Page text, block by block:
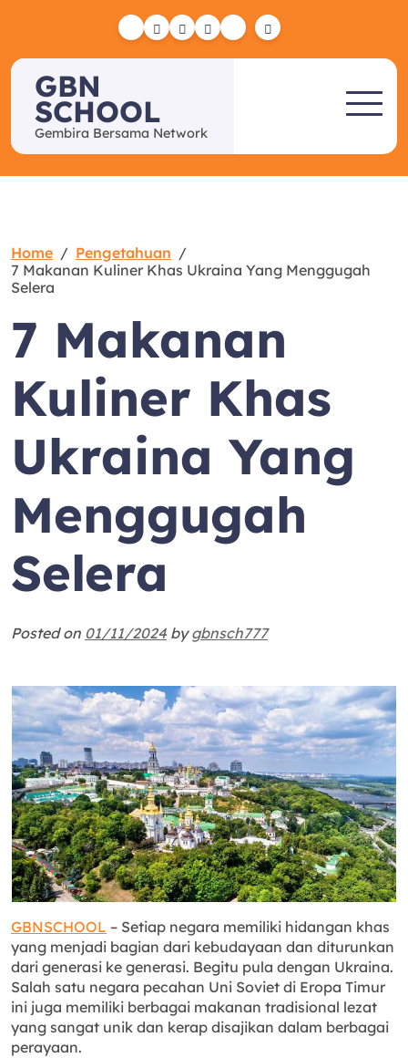
YelpFacebook
TwitterInstagram
Email
GBN
SCHOOL
Gembira Bersama Network
Home
Pengetahuan
7 Makanan Kuliner Khas Ukraina Yang Menggugah
Selera
7 Makanan
Kuliner Khas
Ukraina Yang
Menggugah
Selera
Posted on 01/11/2024bygbnsch777
GBNSCHOOL – Setiap negara memiliki hidangan khas
yang menjadi bagian dari kebudayaan dan diturunkan
dari generasi ke generasi. Begitu pula dengan Ukraina.
Salah satu negara pecahan Uni Soviet di Eropa Timur
ini juga memiliki berbagai makanan tradisional lezat
yang sangat unik dan kerap disajikan dalam berbagai
perayaan.